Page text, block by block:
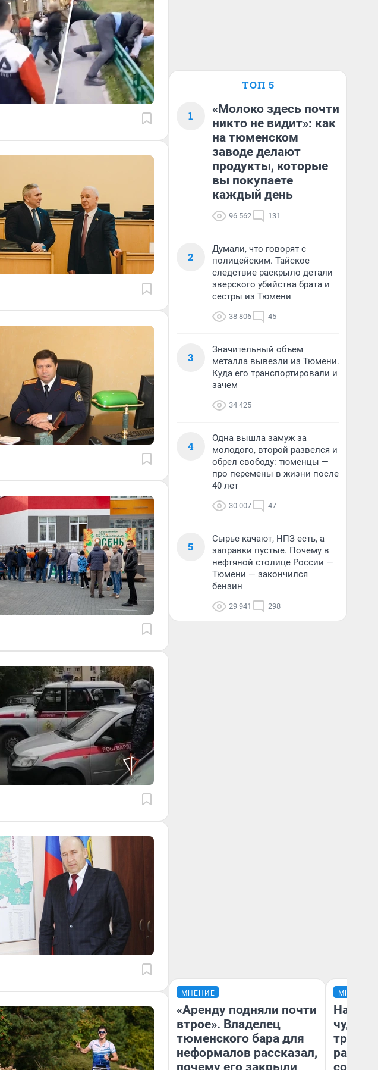
ТОП 5
1
«Молоко здесь почти
никто не видит»: как
на тюменском
заводе делают
продукты, которые
вы покупаете
каждый день
96 562 131
2
Думали, что говорят с
полицейским. Тайское
следствие раскрыло детали
зверского убийства брата и
сестры из Тюмени
38 806 45
3
Значительный объем
металла вывезли из Тюмени.
Куда его транспортировали и
зачем
34 425
4
Одна вышла замуж за
молодого, второй развелся и
обрел свободу: тюменцы —
про перемены в жизни после
40 лет
30 007 47
5
Сырье качают, НПЗ есть, а
заправки пустые. Почему в
нефтяной столице России —
Тюмени — закончился
бензин
29 941 298
МНЕНИЕ
«Аренду подняли почти
втрое». Владелец
тюменского бара для
неформалов рассказал,
почему его закрыли
МНЕНИЕ
чудом